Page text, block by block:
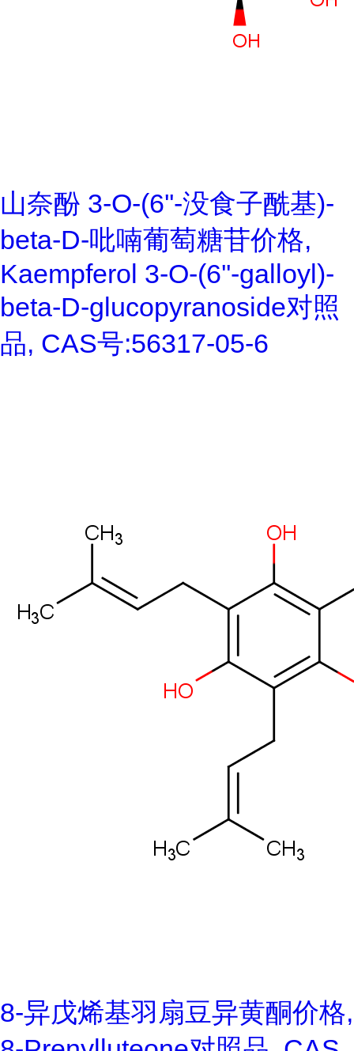
山奈酚 3-O-(6''-没食子酰基)-
beta-D-吡喃葡萄糖苷价格,
Kaempferol 3-O-(6''-galloyl)-
beta-D-glucopyranoside对照
品, CAS号:56317-05-6
8-异戊烯基羽扇豆异黄酮价格,